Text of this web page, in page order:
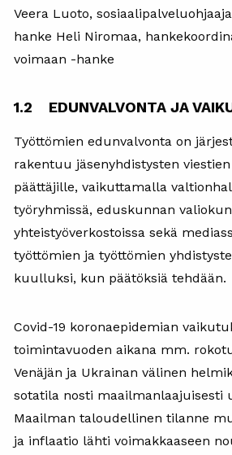
Veera Luoto,
hanke Heli Niromaa,
voimaan -hanke
1.2 EDUNVALVONTA JA
Työttömien edunvalvonta on
rakentuu jäsenyhdistysten
päättäjille, vaikuttamalla
työryhmissä, eduskunnan
yhteistyöverkostoissa sekä
työttömien ja työttömien
kuulluksi, kun päätöksiä tehdään.
Covid-19 koronaepidemian
toimintavuoden aikana mm.
Venäjän ja Ukrainan välinen
sotatila nosti maailmanlaajuisesti
Maailman taloudellinen tilanne
ja inflaatio lähti voimakkaaseen